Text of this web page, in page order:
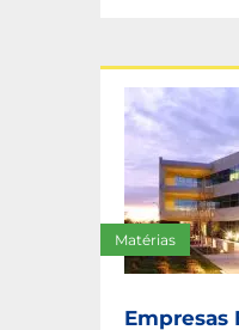
Matérias
Empresas